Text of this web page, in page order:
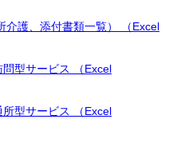
護、添付書類一覧） （Excel
型サービス （Excel
型サービス （Excel